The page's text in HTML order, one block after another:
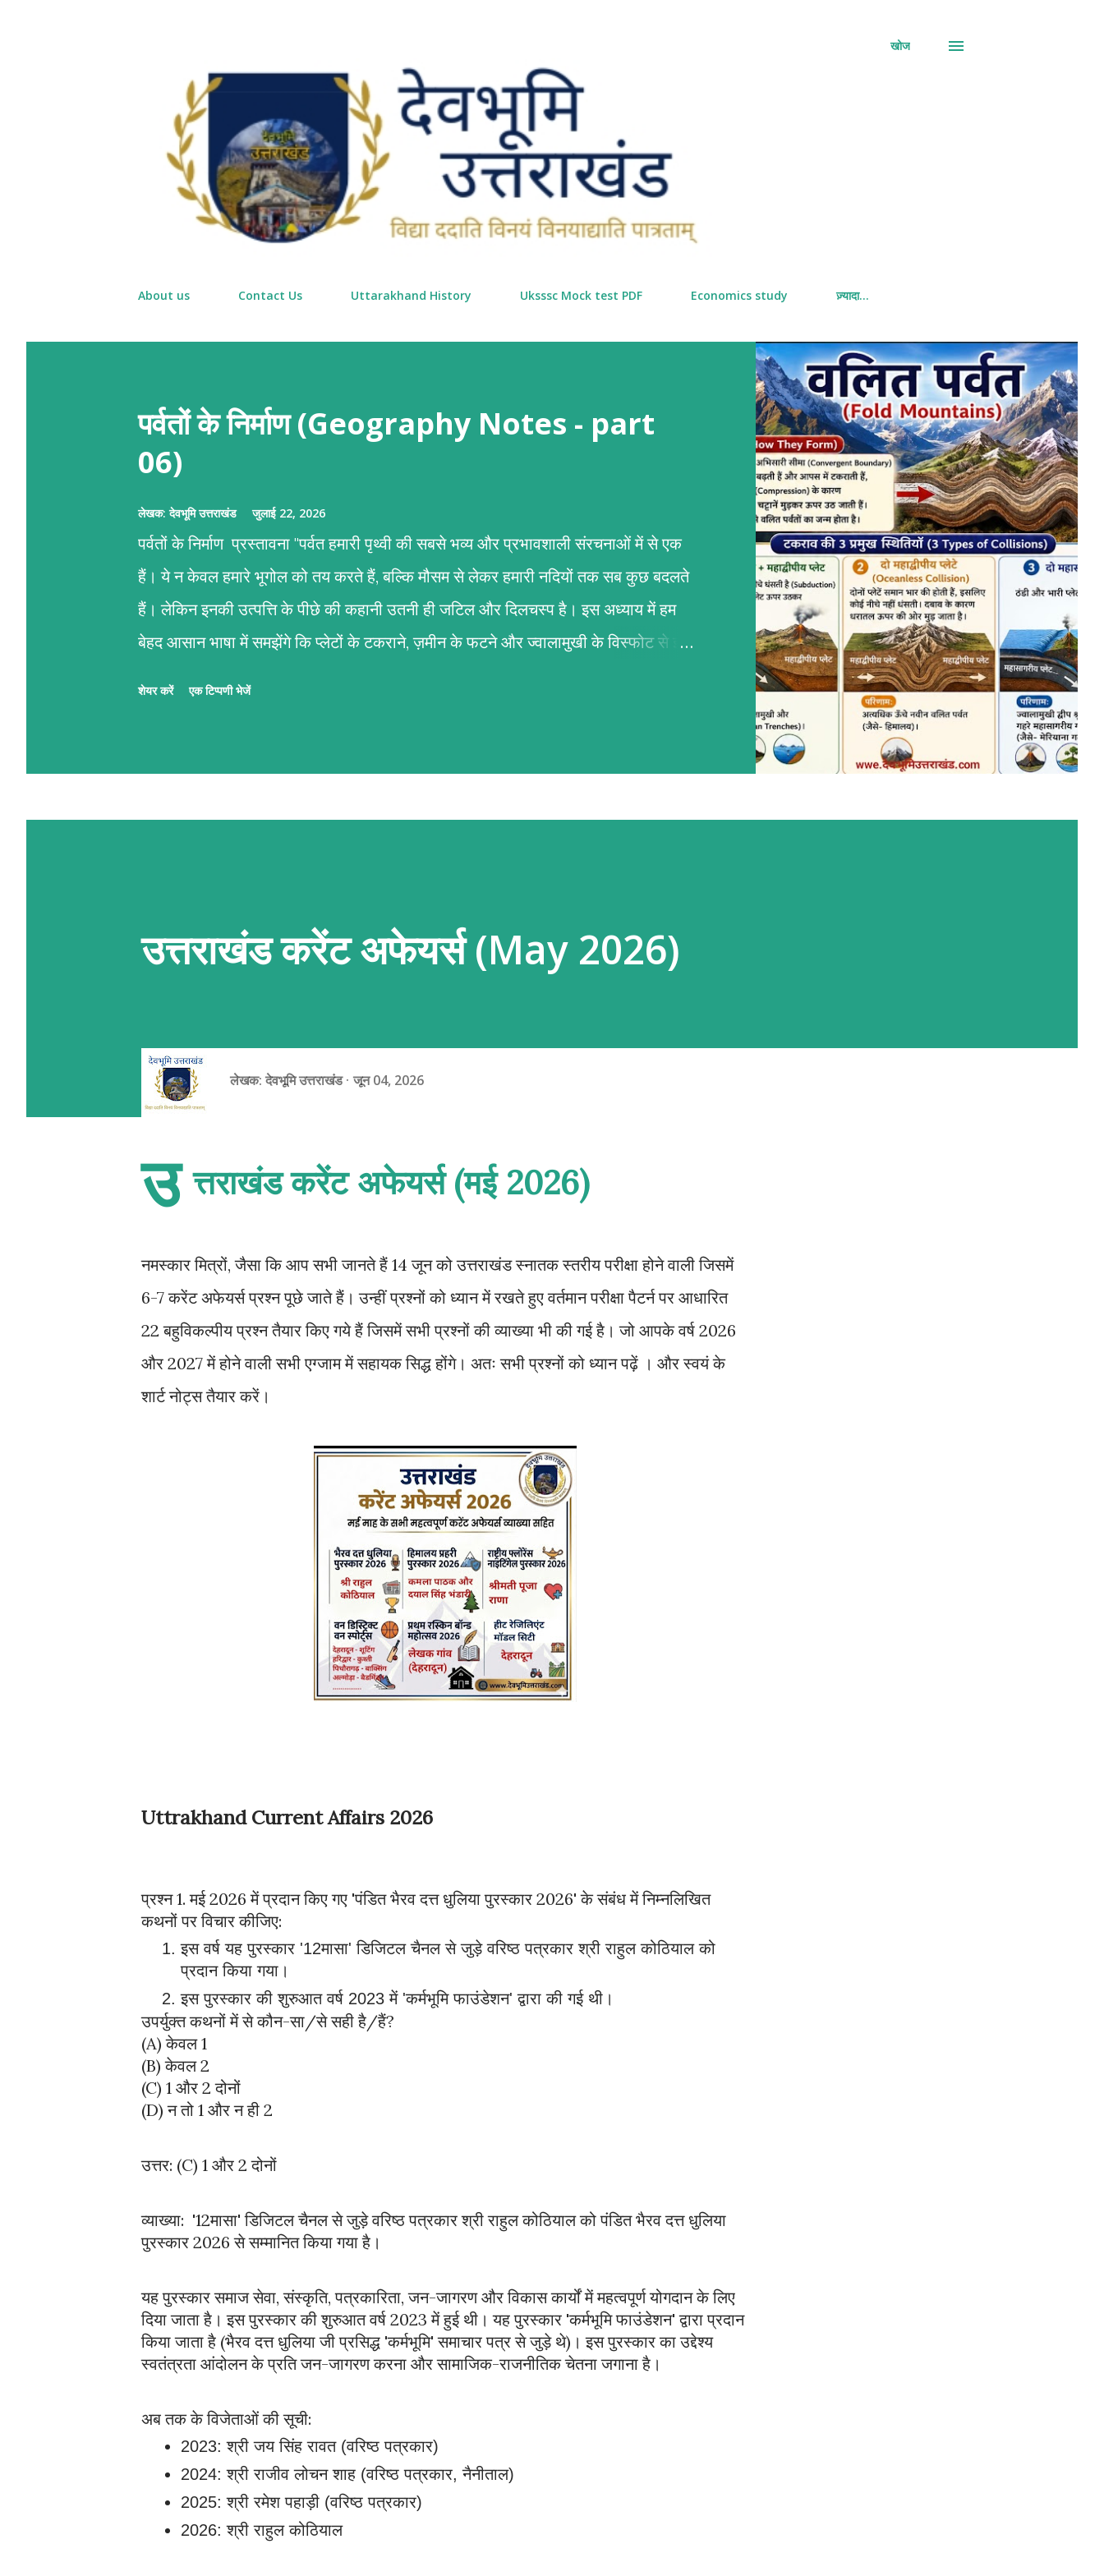
खोज
About us Contact Us Uttarakhand History Uksssc Mock test PDF Economics study ज़्यादा…
पर्वतों के निर्माण (Geography Notes - part
06)
लेखक:देवभूमि उत्तराखंड जुलाई 22, 2026
पर्वतों के निर्माण प्रस्तावना "पर्वत हमारी पृथ्वी की सबसे भव्य और प्रभावशाली संरचनाओं में से एक
हैं। ये न केवल हमारे भूगोल को तय करते हैं, बल्कि मौसम से लेकर हमारी नदियों तक सब कुछ बदलते
हैं। लेकिन इनकी उत्पत्ति के पीछे की कहानी उतनी ही जटिल और दिलचस्प है। इस अध्याय में हम
बेहद आसान भाषा में समझेंगे कि प्लेटों के टकराने, ज़मीन के फटने और ज्वालामुखी के विस्फोट से इन
10 सेमी) से खिसकती रहती हैं। जब ये प्लेटें एक-दूसरे की ओर बढ़ती हैं, दूर जाती हैं या आपस में
शेयर करें एक टिप्पणी भेजें
उत्तराखंड करेंट अफेयर्स (May 2026)
लेखक: देवभूमि उत्तराखंड जून 04, 2026
उ त्तराखंड करेंट अफेयर्स (मई 2026)
नमस्कार मित्रों, जैसा कि आप सभी जानते हैं 14 जून को उत्तराखंड स्नातक स्तरीय परीक्षा होने वाली जिसमें
6-7 करेंट अफेयर्स प्रश्न पूछे जाते हैं। उन्हीं प्रश्नों को ध्यान में रखते हुए वर्तमान परीक्षा पैटर्न पर आधारित
22 बहुविकल्पीय प्रश्न तैयार किए गये हैं जिसमें सभी प्रश्नों की व्याख्या भी की गई है। जो आपके वर्ष 2026
और 2027 में होने वाली सभी एग्जाम में सहायक सिद्ध होंगे। अतः सभी प्रश्नों को ध्यान पढ़ें । और स्वयं के
शार्ट नोट्स तैयार करें।
Uttrakhand Current Affairs 2026
प्रश्न 1. मई 2026 में प्रदान किए गए 'पंडित भैरव दत्त धुलिया पुरस्कार 2026' के संबंध में निम्नलिखित
कथनों पर विचार कीजिए:
इस वर्ष यह पुरस्कार '12मासा' डिजिटल चैनल से जुड़े वरिष्ठ पत्रकार श्री राहुल कोठियाल को
प्रदान किया गया।
इस पुरस्कार की शुरुआत वर्ष 2023 में 'कर्मभूमि फाउंडेशन' द्वारा की गई थी।
उपर्युक्त कथनों में से कौन-सा/से सही है/हैं?
(A) केवल 1
(B) केवल 2
(C) 1 और 2 दोनों
(D) न तो 1 और न ही 2
उत्तर: (C) 1 और 2 दोनों
व्याख्या:  '12मासा' डिजिटल चैनल से जुड़े वरिष्ठ पत्रकार श्री राहुल कोठियाल को पंडित भैरव दत्त धुलिया
पुरस्कार 2026 से सम्मानित किया गया है।
यह पुरस्कार समाज सेवा, संस्कृति, पत्रकारिता, जन-जागरण और विकास कार्यों में महत्वपूर्ण योगदान के लिए
दिया जाता है। इस पुरस्कार की शुरुआत वर्ष 2023 में हुई थी। यह पुरस्कार 'कर्मभूमि फाउंडेशन' द्वारा प्रदान
किया जाता है (भैरव दत्त धुलिया जी प्रसिद्ध 'कर्मभूमि' समाचार पत्र से जुड़े थे)। इस पुरस्कार का उद्देश्य
स्वतंत्रता आंदोलन के प्रति जन-जागरण करना और सामाजिक-राजनीतिक चेतना जगाना है।
अब तक के विजेताओं की सूची:
2023: श्री जय सिंह रावत (वरिष्ठ पत्रकार)
2024: श्री राजीव लोचन शाह (वरिष्ठ पत्रकार, नैनीताल)
2025: श्री रमेश पहाड़ी (वरिष्ठ पत्रकार)
2026: श्री राहुल कोठियाल